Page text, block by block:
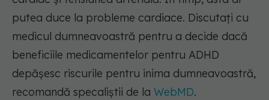
putea duce la probleme cardiace. Discutați cu
medicul dumneavoastră pentru a decide dacă
beneficiile medicamentelor pentru ADHD
depășesc riscurile pentru inima dumneavoastră,
recomandă specaliștii de la WebMD.